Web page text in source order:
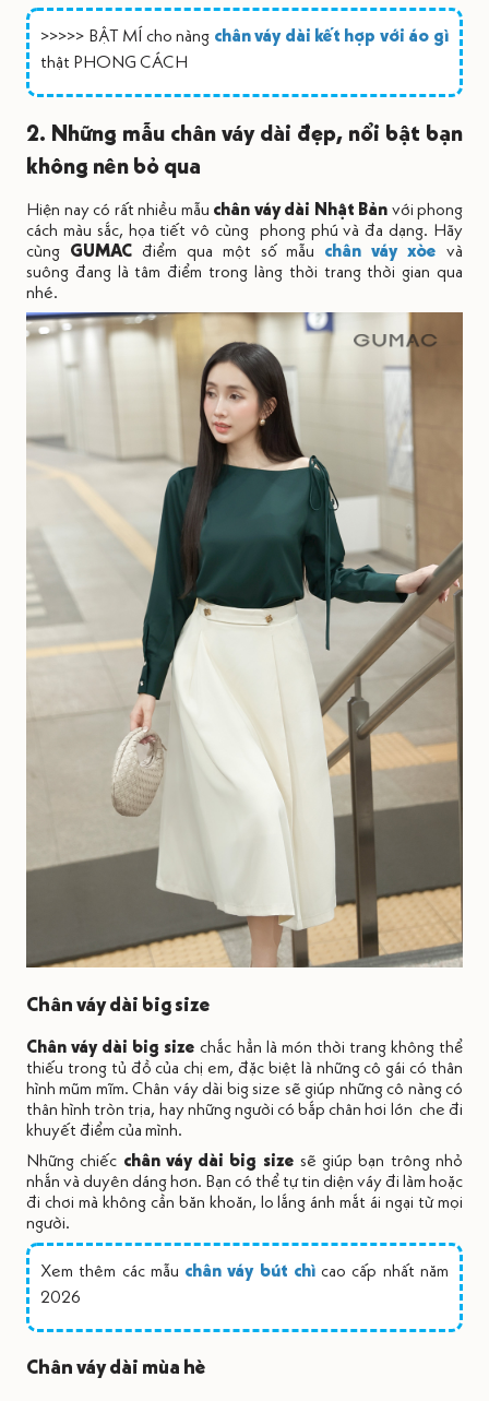
>>>>> BẬT MÍ cho nàng chân váy dài kết hợp với áo gì
thật PHONG CÁCH
2. Những mẫu chân váy dài đẹp, nổi bật bạn
không nên bỏ qua
Hiện nay có rất nhiều mẫu chân váy dài Nhật Bản với phong
cách màu sắc, họa tiết vô cùng phong phú và đa dạng. Hãy
cùng GUMAC điểm qua một số mẫu chân váy xòe và
suông đang là tâm điểm trong làng thời trang thời gian qua
nhé.
Chân váy dài big size
Chân váy dài big size chắc hẳn là món thời trang không thể
thiếu trong tủ đồ của chị em, đặc biệt là những cô gái có thân
hình mũm mĩm. Chân váy dài big size sẽ giúp những cô nàng có
thân hình tròn trịa, hay những người có bắp chân hơi lớn che đi
khuyết điểm của mình.
Những chiếc chân váy dài big size sẽ giúp bạn trông nhỏ
nhắn và duyên dáng hơn. Bạn có thể tự tin diện váy đi làm hoặc
đi chơi mà không cần băn khoăn, lo lắng ánh mắt ái ngại từ mọi
người.
Xem thêm các mẫu chân váy bút chìcao cấp nhất năm
2026
Chân váy dài mùa hè